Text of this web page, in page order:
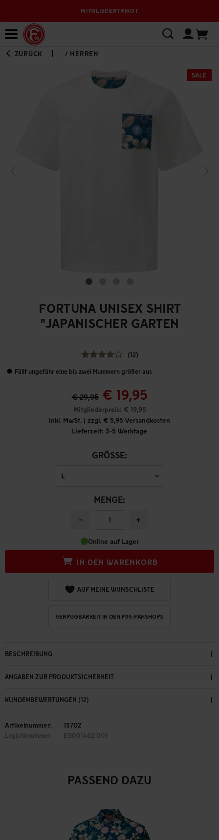
MITGLIEDERTRIKOT
ZURÜCK / HERREN
FORTUNA UNISEX SHIRT
"JAPANISCHER GARTEN
(12)
Fällt ungefähr eine bis zwei Nummern größer aus
€ 29,95 € 19,95
Mitgliederpreis: € 19,95
inkl. MwSt. | zzgl. € 5,95 Versandkosten
Lieferzeit: 3-5 Werktage
GRÖSSE:
MENGE:
− +
Online auf Lager
IN DEN WARENKORB
AUF MEINE WUNSCHLISTE
VERFÜGBARKEIT IN DEN F95-FANSHOPS
BESCHREIBUNG
ANGABEN ZUR PRODUKTSICHERHEIT
KUNDENBEWERTUNGEN (12)
Artikelnummer: 13702
Logistiknummer: EG001462-001
PASSEND DAZU